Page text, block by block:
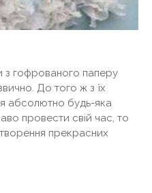
з гофрованого паперу
До того ж з їх
абсолютно будь-яка
провести свій час, то
прекрасних